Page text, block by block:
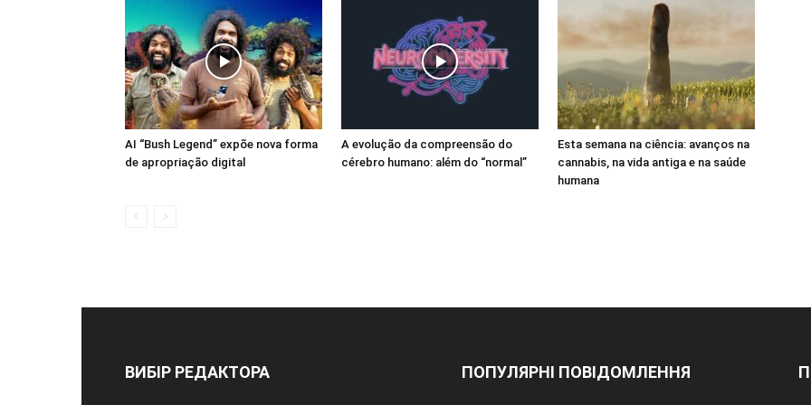
AI “Bush Legend” expõe nova forma
de apropriação digital
A evolução da compreensão do
cérebro humano: além do “normal”
Esta semana na ciência: avanços na
cannabis, na vida antiga e na saúde
humana
ВИБІР РЕДАКТОРА ПОПУЛЯРНІ ПОВІДОМЛЕННЯ